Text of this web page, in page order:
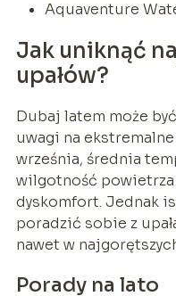
Aquaventure
Jak uniknąć
upałów?
Dubaj latem może
uwagi na
września, średnia
wilgotność
dyskomfort. Jednak
poradzić sobie z
nawet w
Porady na lato